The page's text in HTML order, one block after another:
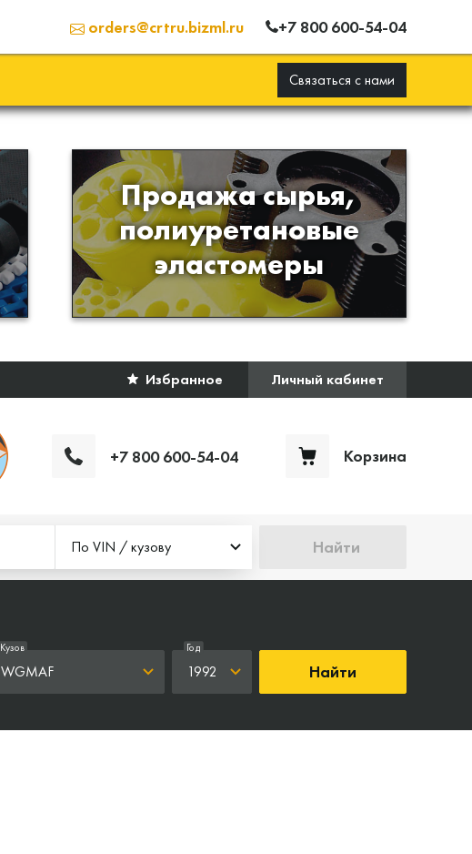
orders@crtru.bizml.ru +7 800 600-54-04
Связаться с нами
Продажа сырья,
полиуретановые
эластомеры
Продажа сырья для
производства изделий из
полиуретана
Избранное Личный кабинет
+7 800 600-54-04 Корзина
По VIN / кузову Найти
WGMAF
Кузов
1992
Год
Найти